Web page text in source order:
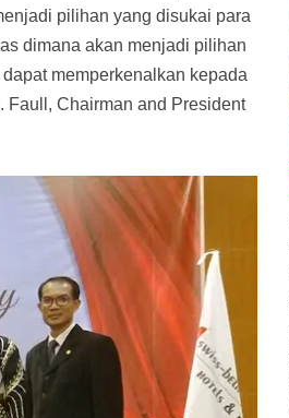
pilihan yang disukai para
dimana akan menjadi pilihan
memperkenalkan kepada
Faull, Chairman and President